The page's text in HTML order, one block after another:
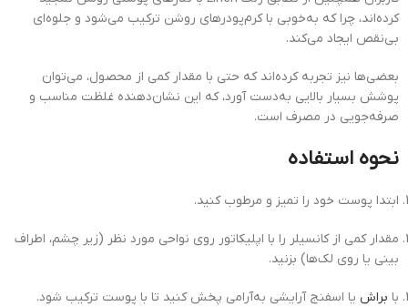
کرده‌اند، چرا که به‌خوبی با کرم‌پودرهای روشن ترکیب می‌شود و جلوه‌ای
بی‌نقص ایجاد می‌کند.
بعضی‌ها نیز تجربه کرده‌اند که حتی با مقدار کمی از محصول، می‌توان
پوشش بسیار بالایی به‌دست آورد، که این نشان‌دهنده غلظت مناسب و
صرفه‌جویی در مصرف است.
نحوه استفاده
ابتدا پوست خود را تمیز و مرطوب کنید.
مقدار کمی از کانسیلر را با اپلیکاتور روی نواحی مورد نظر (زیر چشم، اطراف
بینی یا روی لک‌ها) بزنید.
با براش یا اسفنج آرایشی به‌آرامی پخش کنید تا با پوست ترکیب شود.